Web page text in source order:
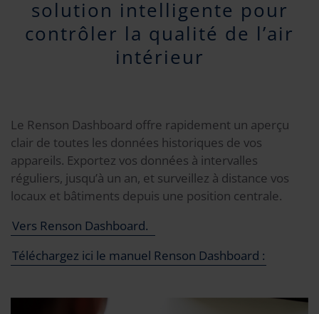
solution intelligente pour
contrôler la qualité de l’air
intérieur
Le Renson Dashboard offre rapidement un aperçu
clair de toutes les données historiques de vos
appareils. Exportez vos données à intervalles
réguliers, jusqu’à un an, et surveillez à distance vos
locaux et bâtiments depuis une position centrale.
Vers Renson Dashboard.
Téléchargez ici le manuel Renson Dashboard :